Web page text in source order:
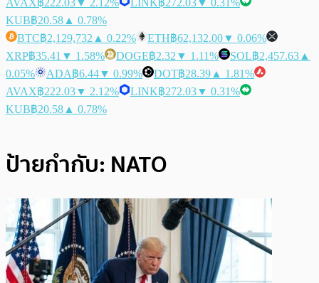
KUB฿20.58 ▲ 0.78%
BTC฿2,129,732 ▲ 0.22% ETH฿62,132.00▼ 0.06%
XRP฿35.41 ▼ 1.58% DOGE฿2.32 ▼ 1.11% SOL฿2,457.63 ▲
0.05%
ADA฿6.44▼ 0.99% DOT฿28.39 ▲ 1.81%
AVAX฿222.03▼ 2.12% LINK฿272.03▼ 0.31%
KUB฿20.58 ▲ 0.78%
ป้ายกำกับ: NATO